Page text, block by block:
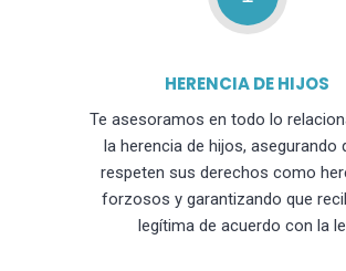
HERENCIA DE HIJOS
Te asesoramos en todo lo
la herencia de hijos, asegurando
respeten sus derechos como
forzosos y garantizando que
legítima de acuerdo con la